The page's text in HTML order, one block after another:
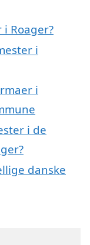
Roager?
i
i
i de
danske